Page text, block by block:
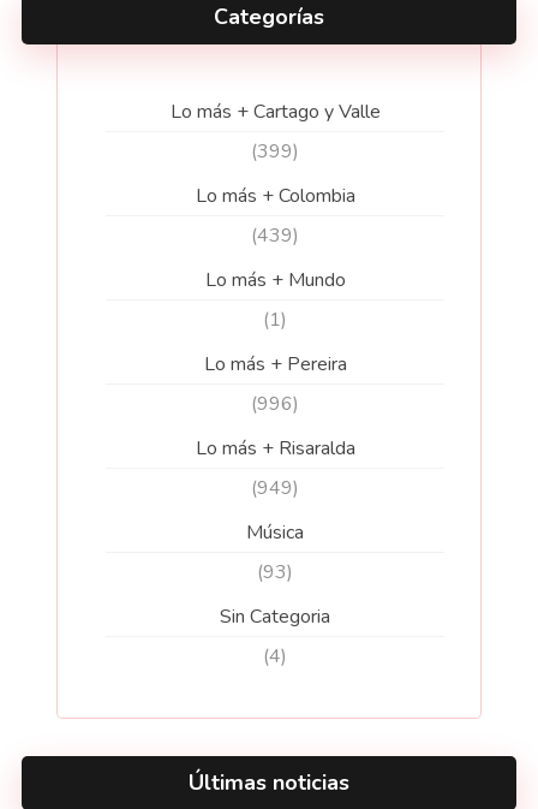
Categorías
Lo más + Cartago y Valle
(399)
Lo más + Colombia
(439)
Lo más + Mundo
(1)
Lo más + Pereira
(996)
Lo más + Risaralda
(949)
Música
(93)
Sin Categoria
(4)
Últimas noticias